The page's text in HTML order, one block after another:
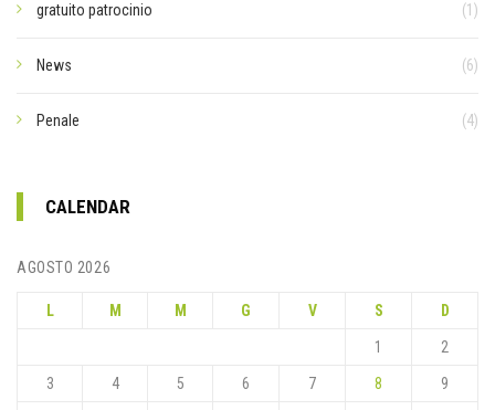
gratuito patrocinio (1)
News (6)
Penale (4)
CALENDAR
AGOSTO 2026
L M M G V S D
1 2
3 4 5 6 7 8 9